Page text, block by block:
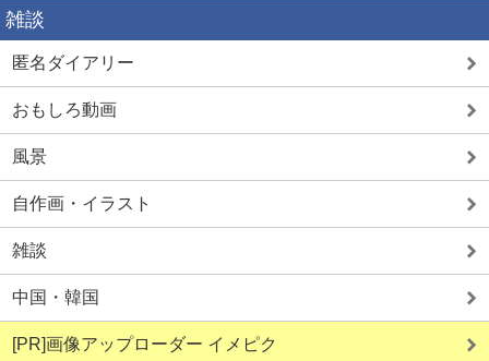
雑談
匿名ダイアリー
おもしろ動画
風景
自作画・イラスト
雑談
中国・韓国
[PR]画像アップローダー イメピク